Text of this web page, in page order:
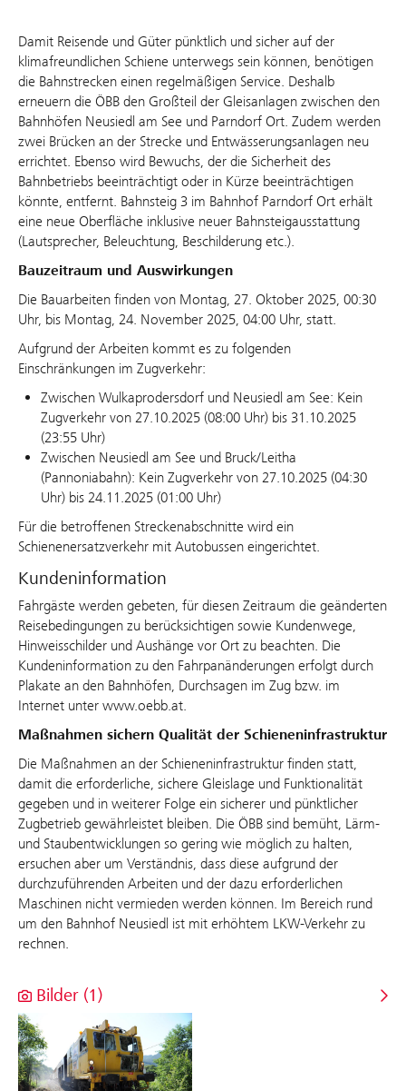
Damit Reisende und Güter pünktlich und sicher auf der
klimafreundlichen Schiene unterwegs sein können, benötigen
die Bahnstrecken einen regelmäßigen Service. Deshalb
erneuern die ÖBB den Großteil der Gleisanlagen zwischen den
Bahnhöfen Neusiedl am See und Parndorf Ort. Zudem werden
zwei Brücken an der Strecke und Entwässerungsanlagen neu
errichtet. Ebenso wird Bewuchs, der die Sicherheit des
Bahnbetriebs beeinträchtigt oder in Kürze beeinträchtigen
könnte, entfernt. Bahnsteig 3 im Bahnhof Parndorf Ort erhält
eine neue Oberfläche inklusive neuer Bahnsteigausstattung
(Lautsprecher, Beleuchtung, Beschilderung etc.).
Bauzeitraum und Auswirkungen
Die Bauarbeiten finden von Montag, 27. Oktober 2025, 00:30
Uhr, bis Montag, 24. November 2025, 04:00 Uhr, statt.
Aufgrund der Arbeiten kommt es zu folgenden
Einschränkungen im Zugverkehr:
Zwischen Wulkaprodersdorf und Neusiedl am See: Kein
Zugverkehr von 27.10.2025 (08:00 Uhr) bis 31.10.2025
(23:55 Uhr)
Zwischen Neusiedl am See und Bruck/Leitha
(Pannoniabahn): Kein Zugverkehr von 27.10.2025 (04:30
Uhr) bis 24.11.2025 (01:00 Uhr)
Für die betroffenen Streckenabschnitte wird ein
Schienenersatzverkehr mit Autobussen eingerichtet.
Kundeninformation
Fahrgäste werden gebeten, für diesen Zeitraum die geänderten
Reisebedingungen zu berücksichtigen sowie Kundenwege,
Hinweisschilder und Aushänge vor Ort zu beachten. Die
Kundeninformation zu den Fahrpanänderungen erfolgt durch
Plakate an den Bahnhöfen, Durchsagen im Zug bzw. im
Internet unter www.oebb.at.
Maßnahmen sichern Qualität der Schieneninfrastruktur
Die Maßnahmen an der Schieneninfrastruktur finden statt,
damit die erforderliche, sichere Gleislage und Funktionalität
gegeben und in weiterer Folge ein sicherer und pünktlicher
Zugbetrieb gewährleistet bleiben. Die ÖBB sind bemüht, Lärm-
und Staubentwicklungen so gering wie möglich zu halten,
ersuchen aber um Verständnis, dass diese aufgrund der
durchzuführenden Arbeiten und der dazu erforderlichen
Maschinen nicht vermieden werden können. Im Bereich rund
um den Bahnhof Neusiedl ist mit erhöhtem LKW-Verkehr zu
rechnen.
Bilder (1)